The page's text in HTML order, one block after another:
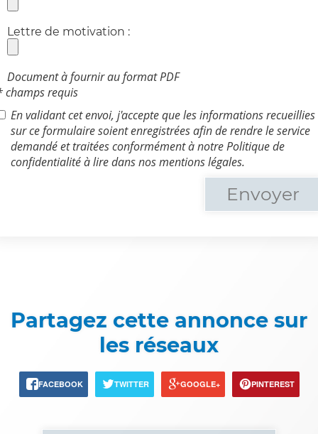
Lettre de motivation :
Document à fournir au format PDF
champs requis
En validant cet envoi, j'accepte que les informations recueillies
sur ce formulaire soient enregistrées afin de rendre le service
demandé et traitées conformément à notre Politique de
confidentialité à lire dans nos mentions légales.
Partagez cette annonce sur
les réseaux
FACEBOOK TWITTER GOOGLE+ PINTEREST